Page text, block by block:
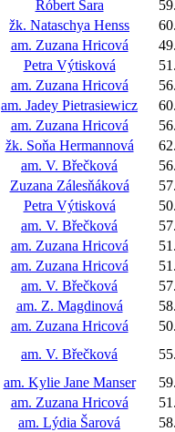
Róbert Šara
žk. Nataschya Henss
am. Zuzana Hricová
Petra Výtisková
am. Zuzana Hricová
am. Jadey Pietrasiewicz
am. Zuzana Hricová
žk. Soňa Hermannová
am. V. Břečková
Zuzana Zálesňáková
Petra Výtisková
am. V. Břečková
am. Zuzana Hricová
am. Zuzana Hricová
am. V. Břečková
am. Z. Magdinová
am. Zuzana Hricová
am. V. Břečková
am. Kylie Jane Manser
am. Zuzana Hricová
am. Lýdia Šarová